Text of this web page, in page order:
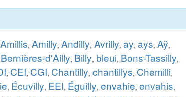
Amillis, Amilly, Andilly, Avrilly, ay, ays, Aÿ,
Bernières-d'Ailly, Billy, bleui, Bons-Tassilly,
, CEI, CGI, Chantilly, chantillys, Chemilli,
, Écuvilly, EEI, Éguilly, envahie, envahis,